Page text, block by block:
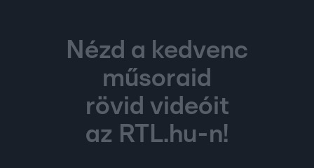
Nézd a kedvenc
műsoraid
rövid videóit
az RTL.hu-n!